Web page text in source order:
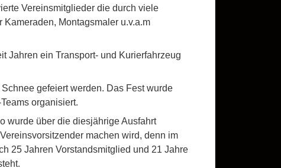
Vereinsmitglieder die durch viele
Montagsmaler u.v.a.m
Jahren ein Transport- und Kurierfahrzeug
gefeiert werden. Das Fest wurde
organisiert.
wurde über die diesjährige Ausfahrt
machen wird, denn im
25 Jahren Vorstandsmitglied und 21 Jahre